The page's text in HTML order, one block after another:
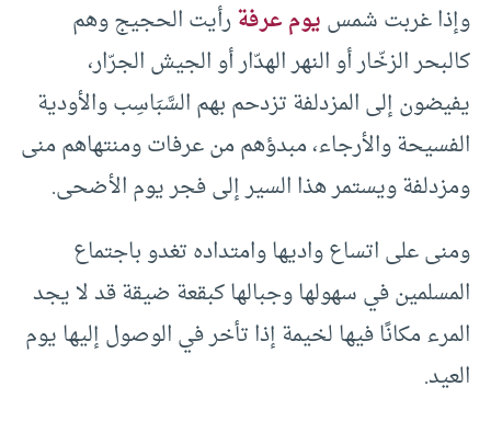
وإذا غربت شمسيوم عرفةرأيت الحجيج وهم
كالبحر الزخّار أو النهر الهدّار أو الجيش الجرّار،
يفيضون إلى المزدلفة تزدحم بهم السَّبَاسِب والأودية
الفسيحة والأرجاء، مبدؤهم من عرفات ومنتهاهم منى
ومزدلفة ويستمر هذا السير إلى فجر يوم الأضحى.
ومنى على اتساع واديها وامتداده تغدو باجتماع
المسلمين في سهولها وجبالها كبقعة ضيقة قد لا يجد
المرء مكانًا فيها لخيمة إذا تأخر في الوصول إليها يوم
العيد.